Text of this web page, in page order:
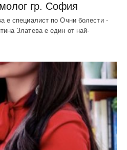
гр. София
е специалист по Очни болести -
Златева е един от най-